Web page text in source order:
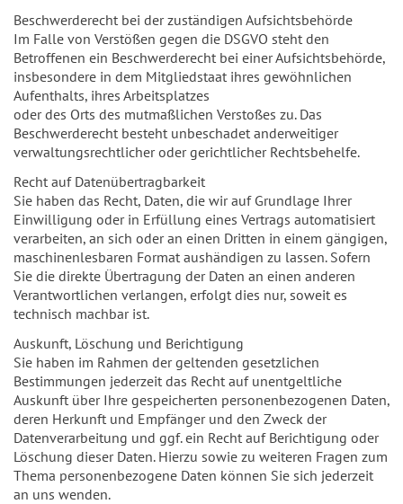
Beschwerderecht bei der zuständigen Aufsichtsbehörde
Im Falle von Verstößen gegen die DSGVO steht den
Betroffenen ein Beschwerderecht bei einer Aufsichtsbehörde,
insbesondere in dem Mitgliedstaat ihres gewöhnlichen
Aufenthalts, ihres Arbeitsplatzes
oder des Orts des mutmaßlichen Verstoßes zu. Das
Beschwerderecht besteht unbeschadet anderweitiger
verwaltungsrechtlicher oder gerichtlicher Rechtsbehelfe.
Recht auf Datenübertragbarkeit
Sie haben das Recht, Daten, die wir auf Grundlage Ihrer
Einwilligung oder in Erfüllung eines Vertrags automatisiert
verarbeiten, an sich oder an einen Dritten in einem gängigen,
maschinenlesbaren Format aushändigen zu lassen. Sofern
Sie die direkte Übertragung der Daten an einen anderen
Verantwortlichen verlangen, erfolgt dies nur, soweit es
technisch machbar ist.
Auskunft, Löschung und Berichtigung
Sie haben im Rahmen der geltenden gesetzlichen
Bestimmungen jederzeit das Recht auf unentgeltliche
Auskunft über Ihre gespeicherten personenbezogenen Daten,
deren Herkunft und Empfänger und den Zweck der
Datenverarbeitung und ggf. ein Recht auf Berichtigung oder
Löschung dieser Daten. Hierzu sowie zu weiteren Fragen zum
Thema personenbezogene Daten können Sie sich jederzeit
an uns wenden.